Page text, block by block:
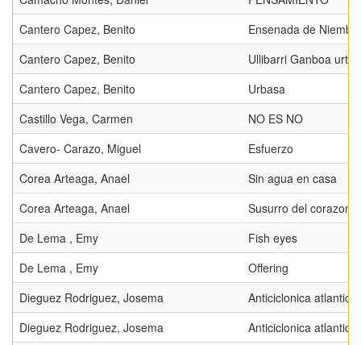
Cantero Capez, Benito
Ensenada de
Cantero Capez, Benito
Ullibarri Ganboa
Cantero Capez, Benito
Urbasa
Castillo Vega, Carmen
NO ES NO
Cavero- Carazo, Miguel
Esfuerzo
Corea Arteaga, Anael
Sin agua en casa
Corea Arteaga, Anael
Susurro del corazon
De Lema , Emy
Fish eyes
De Lema , Emy
Offering
Dieguez Rodriguez, Josema
Anticiclonica atlantica
Dieguez Rodriguez, Josema
Anticiclonica atlantica